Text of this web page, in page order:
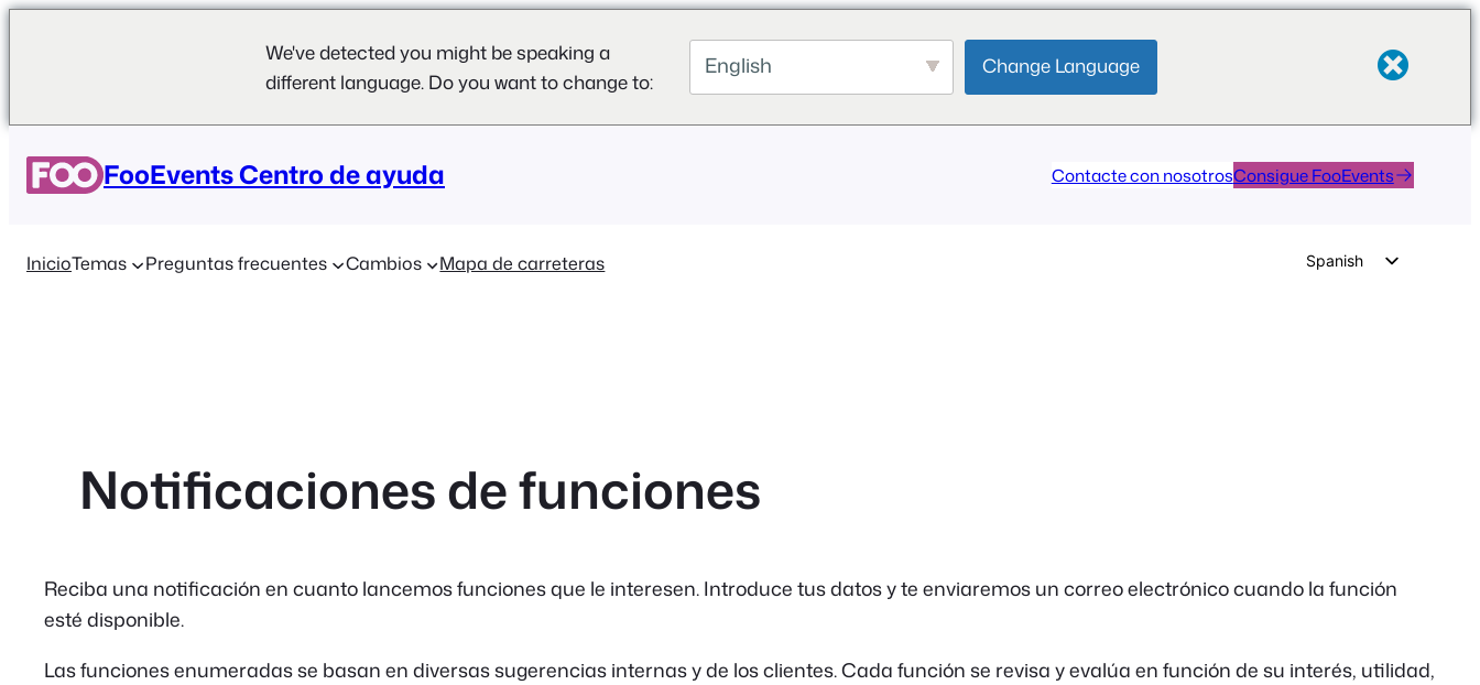
We've detected you might be speaking a
different language. Do you want to change to:
English Change Language
contenido
FooEvents Centro de ayuda Contacte con nosotrosConsigue FooEvents
InicioTemas Preguntas frecuentes Cambios Mapa de carreteras
Spanish
Greek
Notificaciones de funciones
Reciba una notificación en cuanto lancemos funciones que le interesen. Introduce tus datos y te enviaremos un correo electrónico cuando la función
esté disponible.
Las funciones enumeradas se basan en diversas sugerencias internas y de los clientes. Cada función se revisa y evalúa en función de su interés, utilidad,